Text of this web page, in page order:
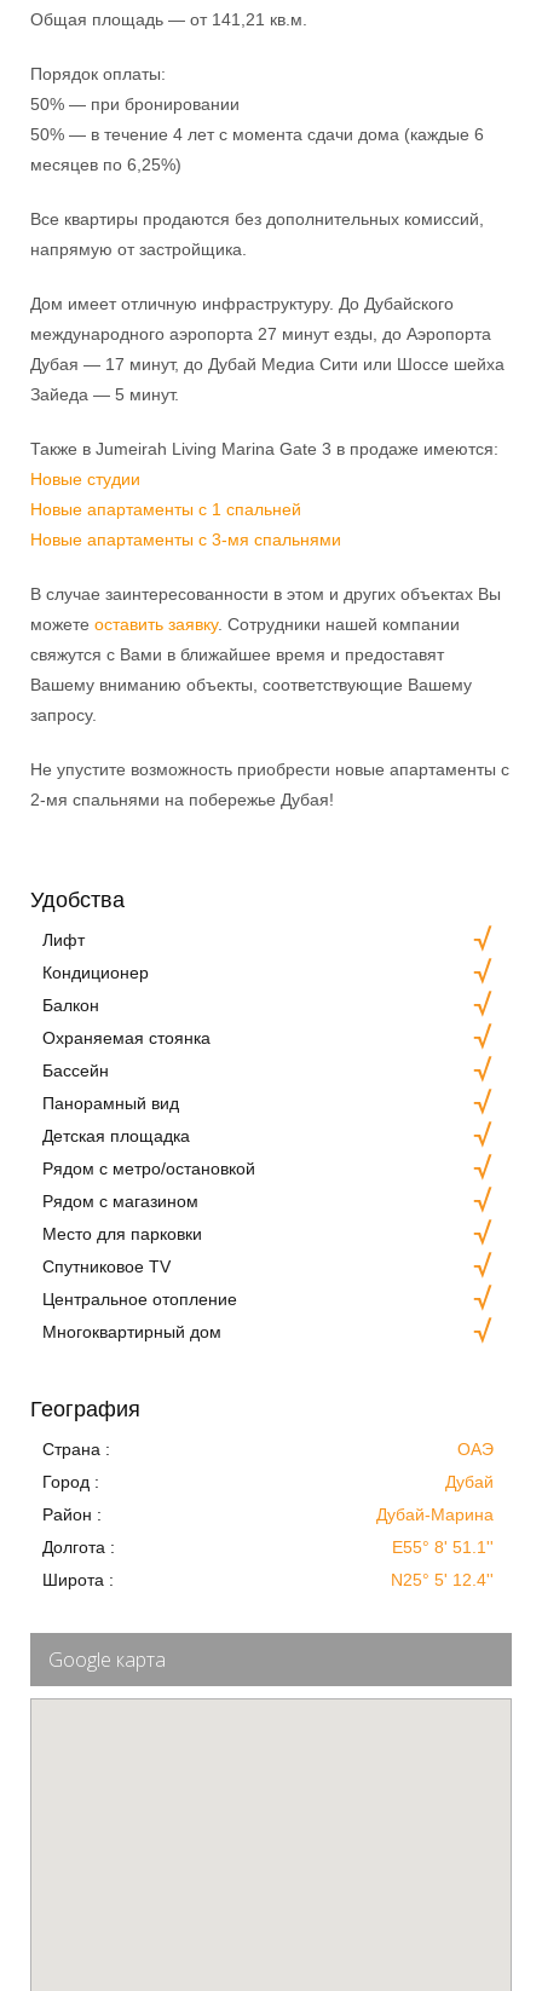
Общая площадь — от 141,21 кв.м.
Порядок оплаты:
50% — при бронировании
50% — в течение 4 лет с момента сдачи дома (каждые 6
месяцев по 6,25%)
Все квартиры продаются без дополнительных комиссий,
напрямую от застройщика.
Дом имеет отличную инфраструктуру. До Дубайского
международного аэропорта 27 минут езды, до Аэропорта
Дубая — 17 минут, до Дубай Медиа Сити или Шоссе шейха
Зайеда — 5 минут.
Также в Jumeirah Living Marina Gate 3 в продаже имеются:
Новые студии
Новые апартаменты с 1 спальней
Новые апартаменты с 3-мя спальнями
В случае заинтересованности в этом и других объектах Вы
можете оставить заявку. Сотрудники нашей компании
свяжутся с Вами в ближайшее время и предоставят
Вашему вниманию объекты, соответствующие Вашему
запросу.
Не упустите возможность приобрести новые апартаменты с
2-мя спальнями на побережье Дубая!
Удобства
Лифт
Кондиционер
Балкон
Охраняемая стоянка
Бассейн
Панорамный вид
Детская площадка
Рядом с метро/остановкой
Рядом с магазином
Место для парковки
Спутниковое TV
Центральное отопление
Многоквартирный дом
География
Страна :
ОАЭ
Город :
Дубай
Район :
Дубай-Марина
Долгота :
E55° 8' 51.1''
Широта :
N25° 5' 12.4''
Google карта